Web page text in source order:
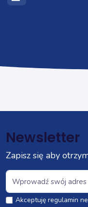
Newsletter
Zapisz się aby
Akceptuję regulamin